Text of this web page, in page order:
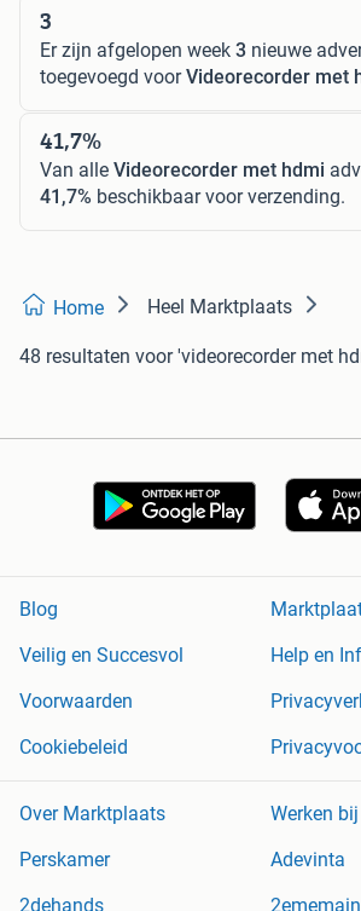
3
Er zijn afgelopen week 3 nieuwe
toegevoegd voorVideorecorder met
41,7%
Van alle Videorecorder met hdmi
41,7% beschikbaar voor verzending.
Home Heel Marktplaats
48 resultaten voor 'videorecorder met
Blog
Veilig en Succesvol
Help en
Voorwaarden
Cookiebeleid
Over Marktplaats
Werken bij
Perskamer
Adevinta
2dehands
2ememain